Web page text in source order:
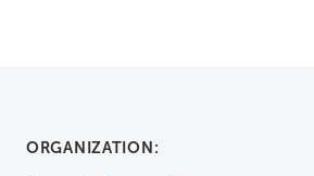
ORGANIZATION: